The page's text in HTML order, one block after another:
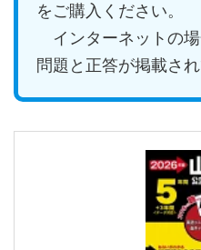
をご購入ください。
インターネットの場
問題と正答が掲載され